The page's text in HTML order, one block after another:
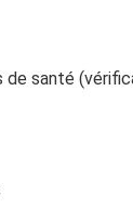
santé